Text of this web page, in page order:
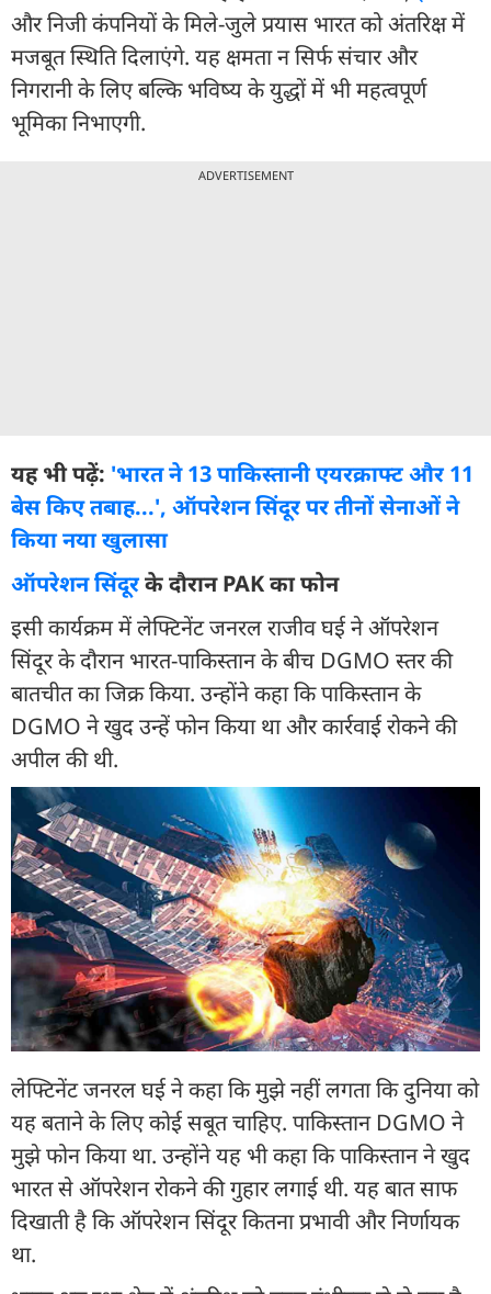
और निजी कंपनियों के मिले-जुले प्रयास भारत को अंतरिक्ष में
मजबूत स्थिति दिलाएंगे. यह क्षमता न सिर्फ संचार और
निगरानी के लिए बल्कि भविष्य के युद्धों में भी महत्वपूर्ण
भूमिका निभाएगी.
ADVERTISEMENT
यह भी पढ़ें: 'भारत ने 13 पाकिस्तानी एयरक्राफ्ट और 11
बेस किए तबाह...', ऑपरेशन सिंदूर पर तीनों सेनाओं ने
किया नया खुलासा
ऑपरेशन सिंदूरके दौरान PAK का फोन
इसी कार्यक्रम में लेफ्टिनेंट जनरल राजीव घई ने ऑपरेशन
सिंदूर के दौरान भारत-पाकिस्तान के बीच DGMO स्तर की
बातचीत का जिक्र किया. उन्होंने कहा कि पाकिस्तान के
DGMO ने खुद उन्हें फोन किया था और कार्रवाई रोकने की
अपील की थी.
लेफ्टिनेंट जनरल घई ने कहा कि मुझे नहीं लगता कि दुनिया को
यह बताने के लिए कोई सबूत चाहिए. पाकिस्तान DGMO ने
मुझे फोन किया था. उन्होंने यह भी कहा कि पाकिस्तान ने खुद
भारत से ऑपरेशन रोकने की गुहार लगाई थी. यह बात साफ
दिखाती है कि ऑपरेशन सिंदूर कितना प्रभावी और निर्णायक
था.